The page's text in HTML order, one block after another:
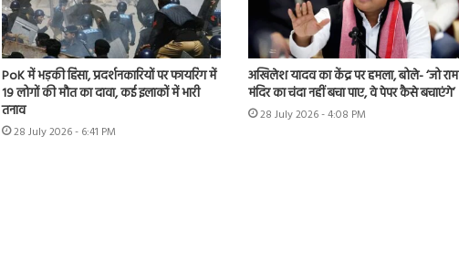
PoK में भड़की हिंसा, प्रदर्शनकारियों पर फायरिंग में
19 लोगों की मौत का दावा, कई इलाकों में भारी
तनाव
28 July 2026 - 6:41 PM
अखिलेश यादव का केंद्र पर हमला, बोले- ‘जो राम
मंदिर का चंदा नहीं बचा पाए, वे पेपर कैसे बचाएंगे’
28 July 2026 - 4:08 PM